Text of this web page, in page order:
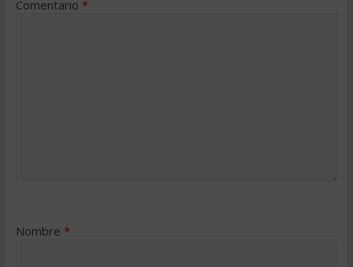
Comentario *
Nombre *